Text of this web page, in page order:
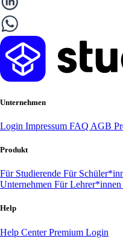
Unternehmen
Login Impressum FAQ AGB
Produkt
Für Studierende Für
Unternehmen Für Lehrer*innen
Help
Help CenterPremium Login